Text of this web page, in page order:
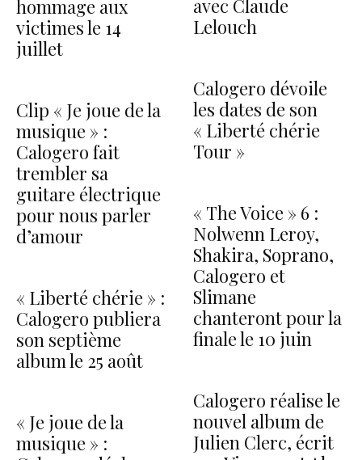
hommage aux
victimes le 14
juillet
Clip « Je joue de la
musique » :
Calogero fait
trembler sa
guitare électrique
pour nous parler
d’amour
« Liberté chérie » :
Calogero publiera
son septième
album le 25 août
« Je joue de la
musique » :
avec Claude
Lelouch
Calogero dévoile
les dates de son
« Liberté chérie
Tour »
« The Voice » 6 :
Nolwenn Leroy,
Shakira, Soprano,
Calogero et
Slimane
chanteront pour la
finale le 10 juin
Calogero réalise le
nouvel album de
Julien Clerc, écrit